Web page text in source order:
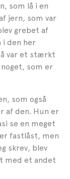
som lå i en
jern, som var
grebet af
i den her
var et stærkt
som er
som også
af den. Hun er
se en meget
fastlåst, men
skrev, blev
med et andet